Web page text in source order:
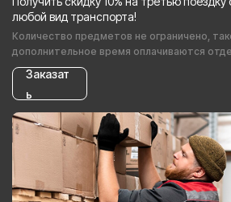
любой вид транспорта!
Количество предметов не ограничено,
дополнительное время оплачиваются
Заказат
ь